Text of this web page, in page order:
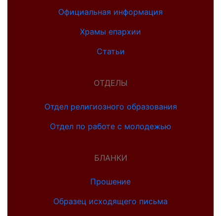
Официальная информация
Храмы епархии
Статьи
ОТДЕЛЫ
Отдел религиозного образования
Отдел по работе с молодежью
БЛАНКИ
Прошение
Образец исходящего письма